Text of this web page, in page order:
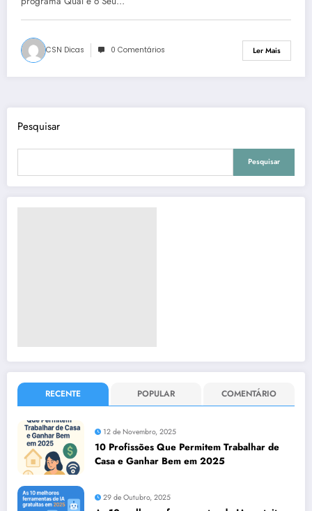
CSN Dicas 0 Comentários Ler Mais
Pesquisar
Pesquisar
RECENTE POPULAR COMENTÁRIO
12 de Novembro, 2025
10 Profissões Que Permitem Trabalhar de
Casa e Ganhar Bem em 2025
29 de Outubro, 2025